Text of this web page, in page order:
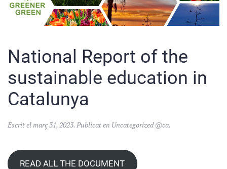
National Report of the
sustainable education in
Catalunya
Escrit el març 31, 2023. Publicat en Uncategorized @ca.
READ ALL THE DOCUMENT